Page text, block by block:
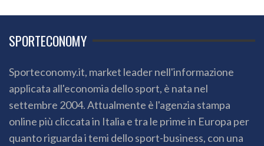
SPORTECONOMY
Sporteconomy.it, market leader nell'informazione
applicata all'economia dello sport, è nata nel
settembre 2004. Attualmente è l'agenzia stampa
online più cliccata in Italia e tra le prime in Europa per
quanto riguarda i temi dello sport-business, con una